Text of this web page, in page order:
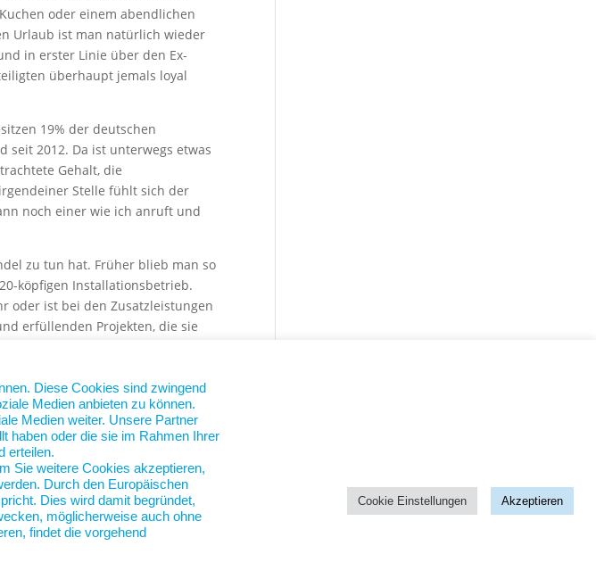
oder einem abendlichen
Urlaub ist man natürlich wieder
in erster Linie über den Ex-
überhaupt jemals loyal
19% der deutschen
seit 2012. Da ist unterwegs etwas
Gehalt, die
Stelle fühlt sich der
noch einer wie ich anruft und
zu tun hat. Früher blieb man so
köpfigen Installationsbetrieb.
oder ist bei den Zusatzleistungen
erfüllenden Projekten, die sie
ist jetzt eine
Diese Cookies sind zwingend
Medien anbieten zu können.
Medien weiter. Unsere Partner
haben oder die sie im Rahmen Ihrer
erteilen.
Sie weitere Cookies akzeptieren,
Durch den Europäischen
Dies wird damit begründet,
möglicherweise auch ohne
findet die vorgehend
Cookie Einstellungen Akzeptieren